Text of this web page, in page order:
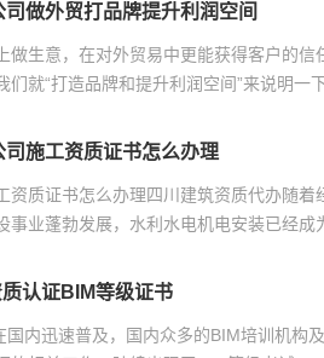
做外贸打品牌提升利润空间
做生意，在对外贸易中更能获得客户的信
们就“打造品牌和提升利润空间”来说明一
司施工资质证书怎么办理
资质证书怎么办理四川建筑资质代办随着
事业蓬勃发展，水利水电机电安装已经成
认证BIM等级证书
国内迅速普及，国内众多的BIM培训机构